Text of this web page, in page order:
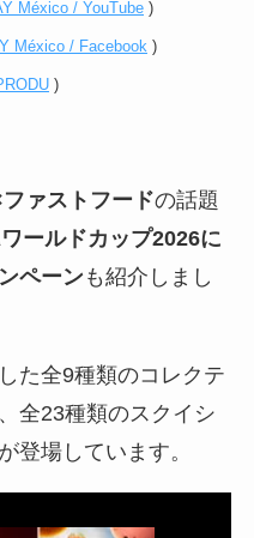
México / YouTube )
México / Facebook )
)
ァストフードの話題
ールドカップ2026に
ペーンも紹介しまし
た全9種類のコレクテ
全23種類のスクイシ
登場しています。